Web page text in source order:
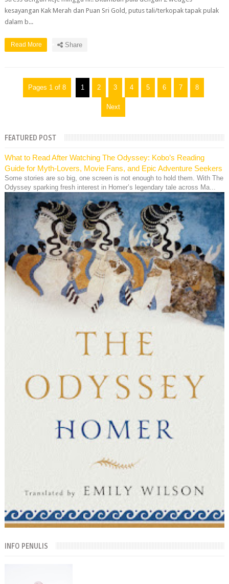
kesayangan Kak Merah dan Puan Sri Gold, putus tali/terkopak tapak pulak
dalam b...
Read More Share
Pages 1 of 8 1 2 3 4 5 6 7 8
Next
FEATURED POST
What to Read After Watching The Odyssey: Kobo’s Reading
Guide for Myth-Lovers, Movie Fans, and Epic Adventure Seekers
Some stories are so big, one screen is not enough to hold them. With The
Odyssey sparking fresh interest in Homer’s legendary tale across Ma...
INFO PENULIS